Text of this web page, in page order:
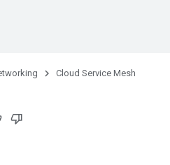
Cloud Service Mesh